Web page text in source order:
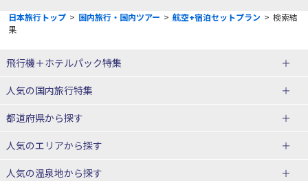
日本旅行トップ > 国内旅行・国内ツアー > 航空+宿泊セットプラン > 検索結
果
飛行機＋ホテルパック特集
赤い風船ダイナミックパッケージ
ＪＡＬで行く飛行機+ホテルパック
人気の国内旅行特集
東京ディズニーリゾート®への旅
ユニバーサル・スタジオ・ジャパ
都道府県から探す
北海道旅行・ツアー
人気のエリアから探す
人気の温泉地から探す